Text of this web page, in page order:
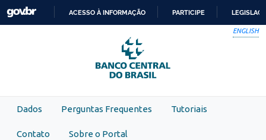
Skip to main content
PARA
O
CONTEÚDO
ACESSO À INFORMAÇÃO PARTICIPE
ENGLISH
Dados Perguntas Frequentes Tutoriais
Contato Sobre o Portal